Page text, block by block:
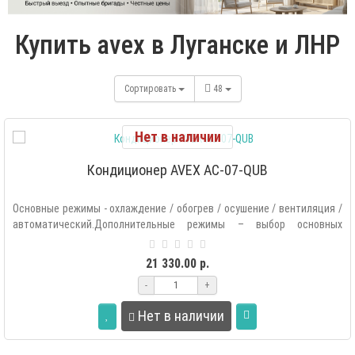
Купить avex в Луганске и ЛНР
Сортировать 48
Нет в наличии
Кондиционер AVEX AC-07-QUB
Основные режимы - охлаждение / обогрев / осушение / вентиляция /
автоматический.Дополнительные режимы – выбор основных
21 330.00 р.
- +
Нет в наличии